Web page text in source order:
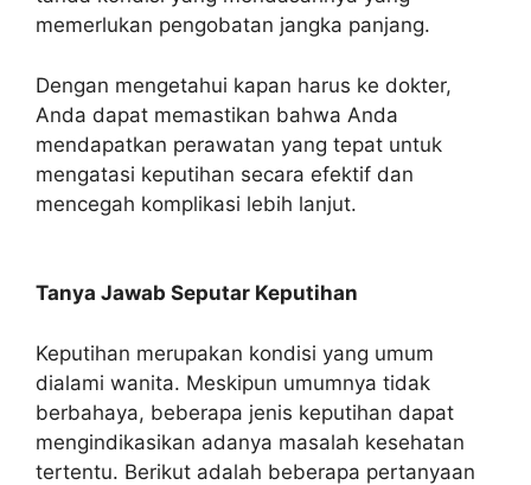
memerlukan pengobatan jangka panjang.
Dengan mengetahui kapan harus ke dokter,
Anda dapat memastikan bahwa Anda
mendapatkan perawatan yang tepat untuk
mengatasi keputihan secara efektif dan
mencegah komplikasi lebih lanjut.
Tanya Jawab Seputar Keputihan
Keputihan merupakan kondisi yang umum
dialami wanita. Meskipun umumnya tidak
berbahaya, beberapa jenis keputihan dapat
mengindikasikan adanya masalah kesehatan
tertentu. Berikut adalah beberapa pertanyaan